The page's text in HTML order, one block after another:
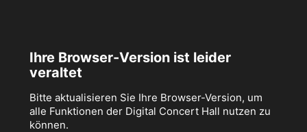
Ihre Browser-Version ist leider
veraltet
Bitte aktualisieren Sie Ihre Browser-Version, um
alle Funktionen der Digital Concert Hall nutzen zu
können.